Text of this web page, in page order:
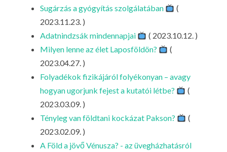
Sugárzás a gyógyítás szolgálatában
(
2023.11.23. )
Adatnindzsák mindennapjai
( 2023.10.12. )
Milyen lenne az élet Laposföldön?
(
2023.04.27. )
Folyadékok fizikájáról folyékonyan – avagy
hogyan ugorjunk fejest a kutatói létbe?
(
2023.03.09. )
Tényleg van földtani kockázat Pakson?
(
2023.02.09. )
A Föld a jövő Vénusza? - az üvegházhatásról